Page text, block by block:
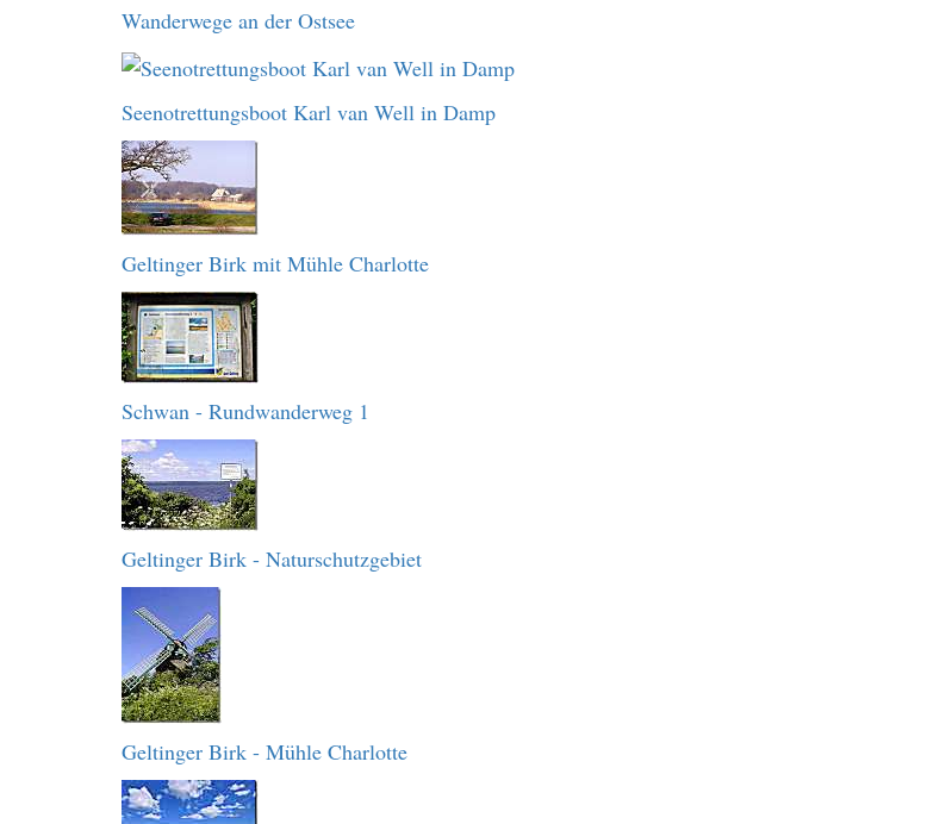
Wanderwege an der Ostsee
Seenotrettungsboot Karl van Well in Damp
Geltinger Birk mit Mühle Charlotte
Schwan - Rundwanderweg 1
Geltinger Birk - Naturschutzgebiet
Geltinger Birk - Mühle Charlotte